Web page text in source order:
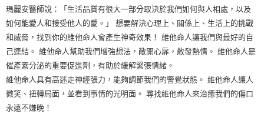
瑪麗安醫師說：「生活品質有很大一部分取決於我們如何與人相處，以及
如何能愛人和接受他人的愛。」 想要解決心理上、關係上、生活上的挑戰
和威脅，找到你的維他命人會產生神奇效果！ 維他命人讓我們與最好的自
己連結。 維他命人幫助我們增強想法，敞開心扉，散發熱情。 維他命人是
催產素分泌的重要促進劑，有助於緩解緊張情緒。
維他命人具有高迷走神經張力，能夠調節我們的警覺狀態。 維他命人讓人
微笑、扭轉局面，並看到事情的光明面。 尋找維他命人來治癒我們的傷口
永遠不嫌晚！